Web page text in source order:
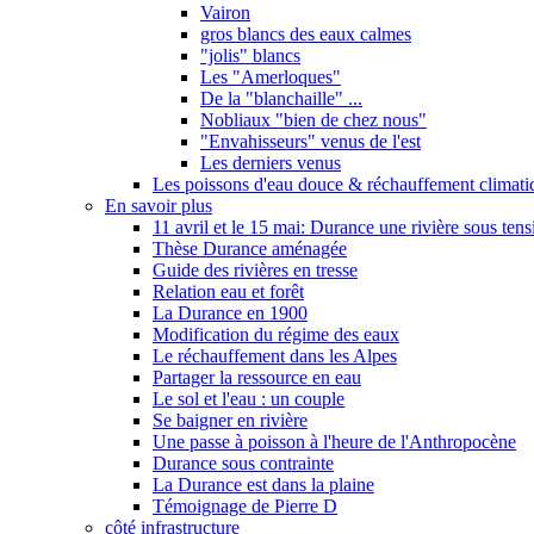
Vairon
gros blancs des eaux calmes
"jolis" blancs
Les "Amerloques"
De la "blanchaille" ...
Nobliaux "bien de chez nous"
"Envahisseurs" venus de l'est
Les derniers venus
Les poissons d'eau douce & réchauffement
En savoir plus
11 avril et le 15 mai: Durance une rivière sous
Thèse Durance aménagée
Guide des rivières en tresse
Relation eau et forêt
La Durance en 1900
Modification du régime des eaux
Le réchauffement dans les Alpes
Partager la ressource en eau
Le sol et l'eau : un couple
Se baigner en rivière
Une passe à poisson à l'heure de l'Anthropocène
Durance sous contrainte
La Durance est dans la plaine
Témoignage de Pierre D
côté infrastructure